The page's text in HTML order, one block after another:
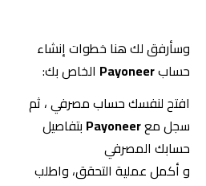
وسأرفق لك هنا خطوات إنشاء
حسابPayoneerالخاص بك:
افتح لنفسك حساب مصرفي ، ثم
سجل معPayoneerبتفاصيل
حسابك المصرفي
و أكمل عملية التحقق، واطلب